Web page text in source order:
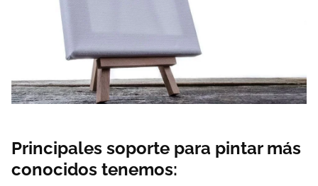
Principales soporte para pintar más
conocidos tenemos: